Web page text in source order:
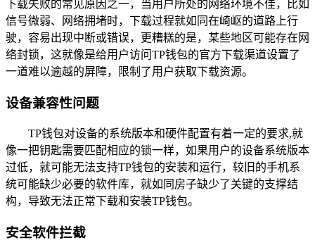
下载失败的常见原因之一，当用户所处的网络环境不佳，比如
信号微弱、网络拥堵时，下载过程就如同在崎岖的道路上行
驶，容易出现中断或错误，更糟糕的是，某些地区可能存在网
络封锁，这就像是给用户访问TP钱包的官方下载渠道设置了
一道难以逾越的屏障，限制了用户获取下载资源。
设备兼容性问题
TP钱包对设备的系统版本和硬件配置有着一定的要求,就
像一把钥匙需要匹配相应的锁一样，如果用户的设备系统版本
过低，就可能无法支持TP钱包的安装和运行，较旧的手机系
统可能缺少必要的软件库，就如同房子缺少了关键的支撑结
构，导致无法正常下载和安装TP钱包。
安全软件拦截